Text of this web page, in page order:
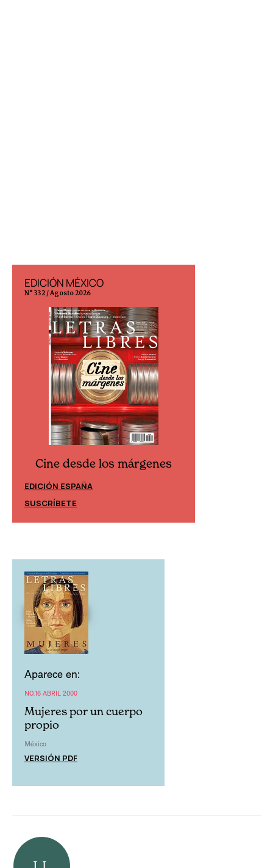
EDICIÓN MÉXICO
N° 332 / Agosto 2026
Cine desde los márgenes
EDICIÓN ESPAÑA
SUSCRÍBETE
Aparece en:
NO.16 ABRIL 2000
Mujeres por un cuerpo
propio
México
VERSIÓN PDF